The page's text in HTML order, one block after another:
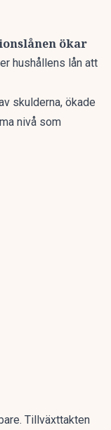
ökar
hushållens lån att
skulderna, ökade
nivå som
Tillväxttakten